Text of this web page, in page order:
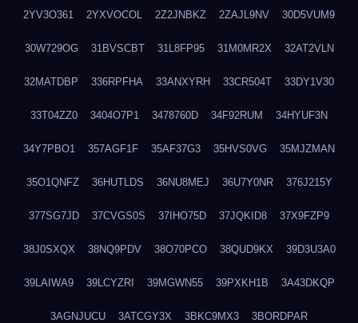
2YV3O361 2YXVOCOL 2Z2JNBKZ 2ZAJL9NV 30D5VUM9
30W729OG 31BVSCBT 31L8FP95 31M0MR2X 32AT2VLN
32MATDBP 336RPFHA 33ANXYRH 33CR504T 33DY1V30
33T04ZZ0 3404O7P1 3478760D 34F92RUM 34HYUF3N
34Y7PBO1 357AGF1F 35AF37G3 35HVS0VG 35MJZMAN
35O1QNFZ 36HUTLDS 36NU8MEJ 36U7Y0NR 376J215Y
377SG7JD 37CVGS0S 37IHO75D 37JQKID8 37X9FZP9
38J0SXQX 38NQ9PDV 38O70PCO 38QUD9KX 39D3U3A0
39LAIWA9 39LCYZRI 39MGWN55 39PXKH1B 3A43DKQP
3AGNJUCU 3ATCGY3X 3BKC9MX3 3BORDPAR